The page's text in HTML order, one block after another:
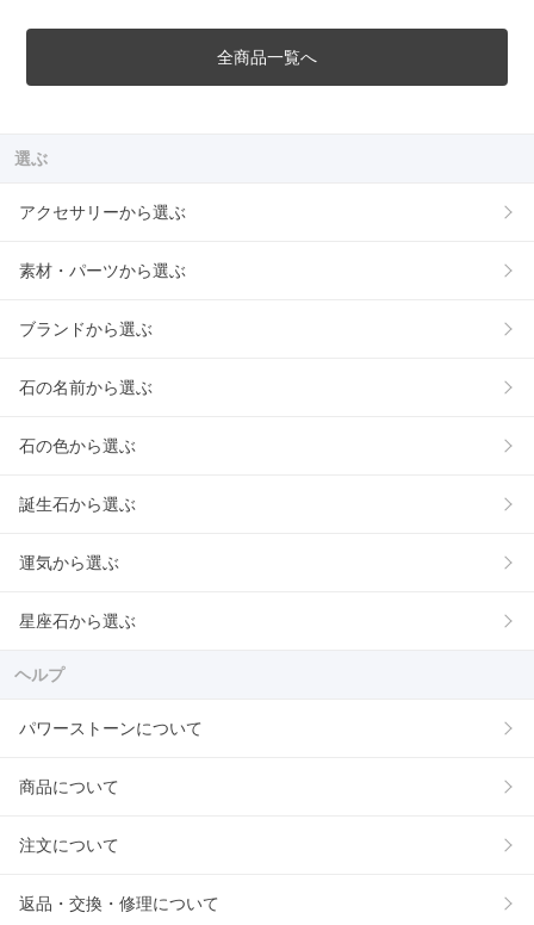
全商品一覧へ
選ぶ
アクセサリーから選ぶ
素材・パーツから選ぶ
ブランドから選ぶ
石の名前から選ぶ
石の色から選ぶ
誕生石から選ぶ
運気から選ぶ
星座石から選ぶ
ヘルプ
パワーストーンについて
商品について
注文について
返品・交換・修理について